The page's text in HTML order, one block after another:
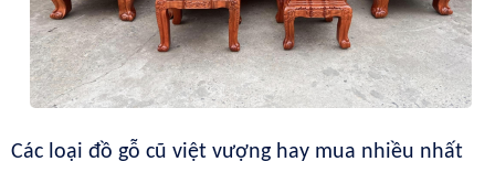
Các loại đồ gỗ cũ việt vượng hay mua nhiều nhất